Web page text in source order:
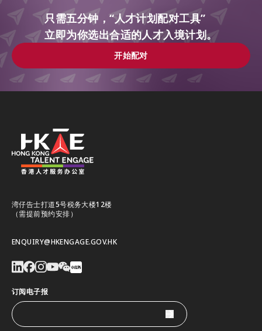
只需五分钟，“人才计划配对工具”
立即为你选出合适的人才入境计划。
开始配对
开始配对
湾仔告士打道5号税务大楼12楼
（需提前预约安排）
ENQUIRY@HKENGAGE.GOV.HK
订阅电子报